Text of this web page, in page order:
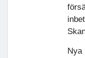
Nya